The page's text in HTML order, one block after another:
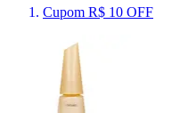
Cupom R$ 10 OFF